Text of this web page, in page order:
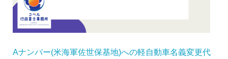
Aナンバー(米海軍佐世保基地)への軽自動車名義変更代